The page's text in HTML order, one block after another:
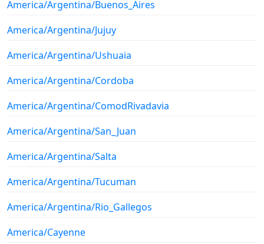
America/Argentina/Buenos_Aires
America/Argentina/Jujuy
America/Argentina/Ushuaia
America/Argentina/Cordoba
America/Argentina/ComodRivadavia
America/Argentina/San_Juan
America/Argentina/Salta
America/Argentina/Tucuman
America/Argentina/Rio_Gallegos
America/Cayenne